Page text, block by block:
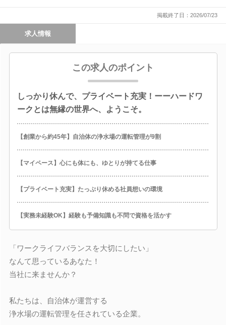
掲載終了日：2026/07/23
求人情報
この求人のポイント
しっかり休んで、プライベート充実！ーーハードワ
ークとは無縁の世界へ、ようこそ。
【創業から約45年】自治体の浄水場の運転管理が9割
【マイペース】心にも体にも、ゆとりが持てる仕事
【プライベート充実】たっぷり休める社員想いの環境
【実務未経験OK】経験も予備知識も不問で資格を活かす
「ワークライフバランスを大切にしたい」
なんて思っているあなた！
当社に来ませんか？
私たちは、自治体が運営する
浄水場の運転管理を任されている企業。